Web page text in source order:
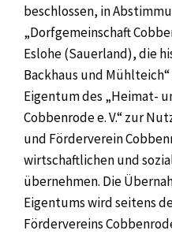
beschlossen, in
„Dorfgemeinschaft
Eslohe (Sauerland), die
Backhaus und
Eigentum des „Heimat-
Cobbenrode e. V.“ zur
und Förderverein
wirtschaftlichen und
übernehmen. Die
Eigentums wird seitens
Fördervereins